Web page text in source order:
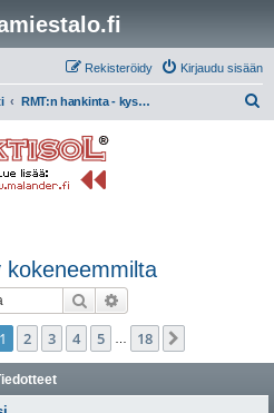
Kirjaudu sisään
Rekisteröidy
RMT:n hankinta - kysy kokeneemmilta
kokeneemmilta
Etsi
/18
1 2 3 4 5 18